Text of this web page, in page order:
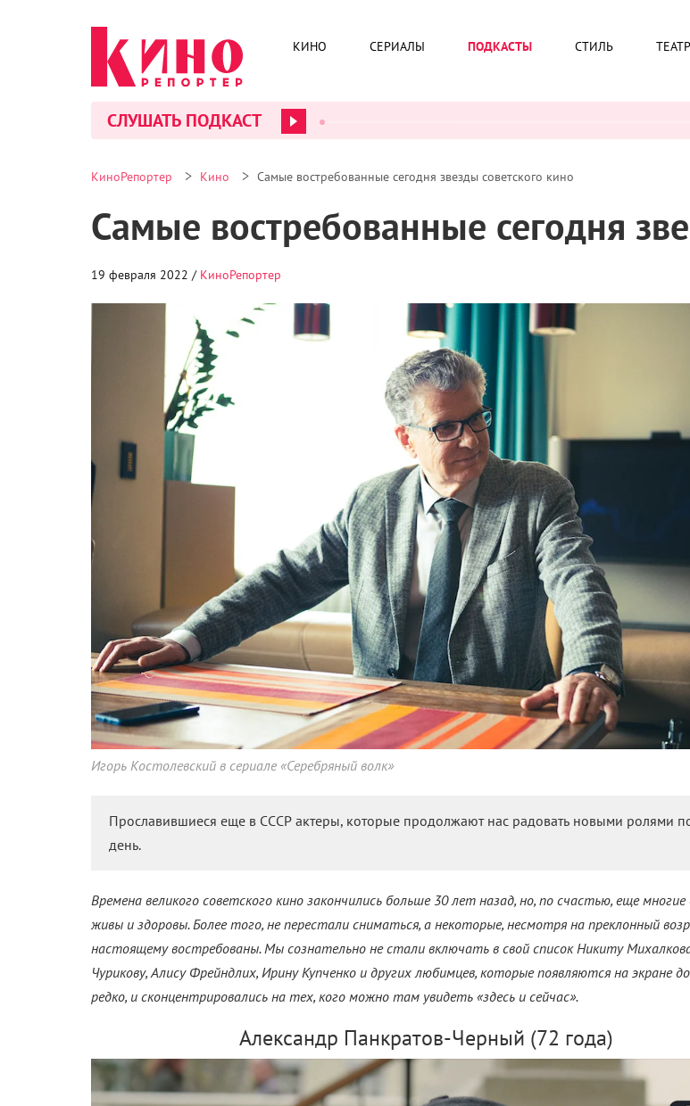
КИНО СЕРИАЛЫ ПОДКАСТЫ СТИЛЬ ТЕАТР
СЛУШАТЬ ПОДКАСТ
КиноРепортер > Кино > Самые востребованные сегодня звезды советского кино
Самые востребованные сегодня
19 февраля 2022 / КиноРепортер
Игорь Костолевский в сериале «Серебряный волк»
Прославившиеся еще в СССР актеры, которые продолжают нас радовать новыми ролями
день.
Времена великого советского кино закончились больше 30 лет назад, но, по счастью, еще многие
живы и здоровы. Более того, не перестали сниматься, а некоторые, несмотря на преклонный
настоящему востребованы. Мы сознательно не стали включать в свой список Никиту
Чурикову, Алису Фрейндлих, Ирину Купченко и других любимцев, которые появляются на экране
редко, и сконцентрировались на тех, кого можно там увидеть «здесь и сейчас».
Александр Панкратов-Черный (72 года)